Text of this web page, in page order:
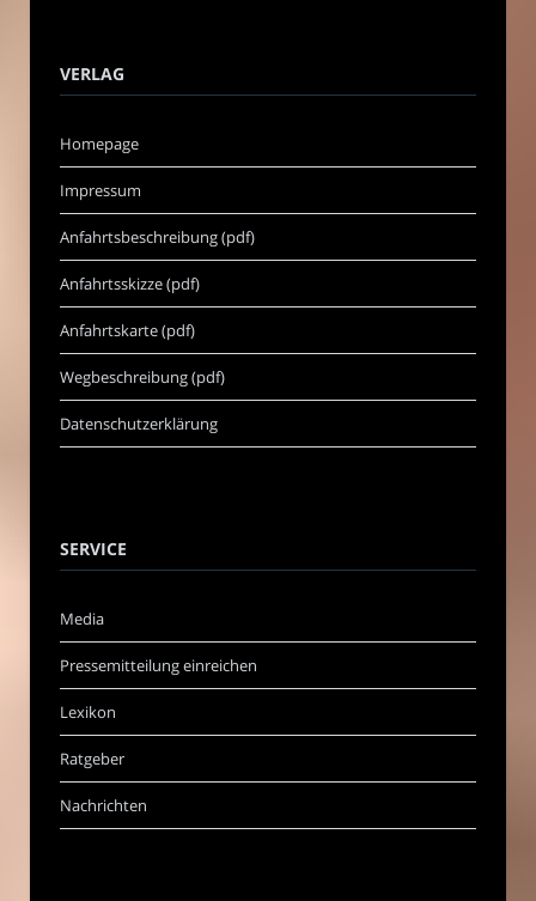
VERLAG
Homepage
Impressum
Anfahrtsbeschreibung (pdf)
Anfahrtsskizze (pdf)
Anfahrtskarte (pdf)
Wegbeschreibung (pdf)
Datenschutzerklärung
SERVICE
Media
Pressemitteilung einreichen
Lexikon
Ratgeber
Nachrichten